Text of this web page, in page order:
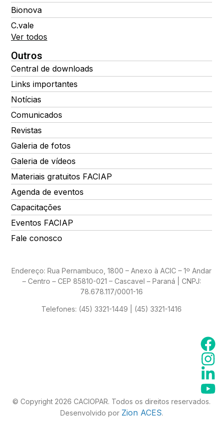
Bionova
C.vale
Ver todos
Outros
Central de downloads
Links importantes
Notícias
Comunicados
Revistas
Galeria de fotos
Galeria de vídeos
Materiais gratuitos FACIAP
Agenda de eventos
Capacitações
Eventos FACIAP
Fale conosco
Endereço: Rua Pernambuco, 1800 – Anexo à ACIC – 1º Andar
– Centro – CEP 85810-021 – Cascavel – Paraná | CNPJ:
78.678.117/0001-16
Telefones: (45) 3321-1449 | (45) 3321-1416
© Copyright 2026 CACIOPAR. Todos os direitos reservados.
Desenvolvido por Zion ACES.